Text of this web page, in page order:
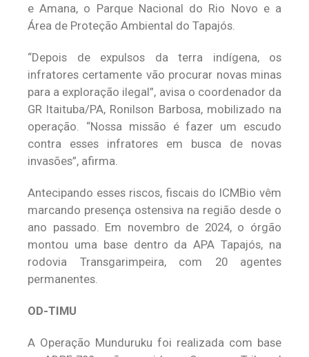
e Amana, o Parque Nacional do Rio Novo e a
Área de Proteção Ambiental do Tapajós.
“Depois de expulsos da terra indígena, os
infratores certamente vão procurar novas minas
para a exploração ilegal”, avisa o coordenador da
GR Itaituba/PA, Ronilson Barbosa, mobilizado na
operação. “Nossa missão é fazer um escudo
contra esses infratores em busca de novas
invasões”, afirma.
Antecipando esses riscos, fiscais do ICMBio vêm
marcando presença ostensiva na região desde o
ano passado. Em novembro de 2024, o órgão
montou uma base dentro da APA Tapajós, na
rodovia Transgarimpeira, com 20 agentes
permanentes.
OD-TIMU
A Operação Munduruku foi realizada com base